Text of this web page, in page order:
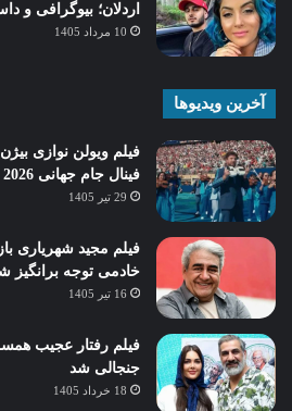
اردلان؛ بیوگرافی و
10 مرداد 1405
آخرین ویدیوها
فیلم ویولن نوازی
فینال جام جهانی 2026
29 تیر 1405
فیلم مجید شهریاری
خادمی توجه برانگیز
16 تیر 1405
فیلم رفتار عجیب
جنجالی شد
18 خرداد 1405